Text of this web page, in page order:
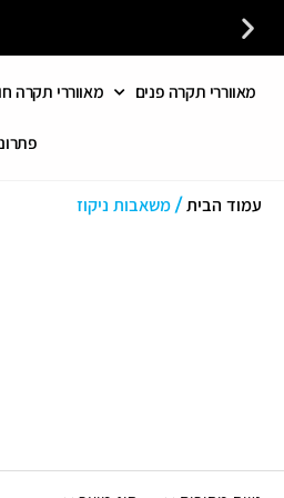
מאווררי תקרה פנים מאווררי תקרה
עמוד הבית/ משאבות ניקוז